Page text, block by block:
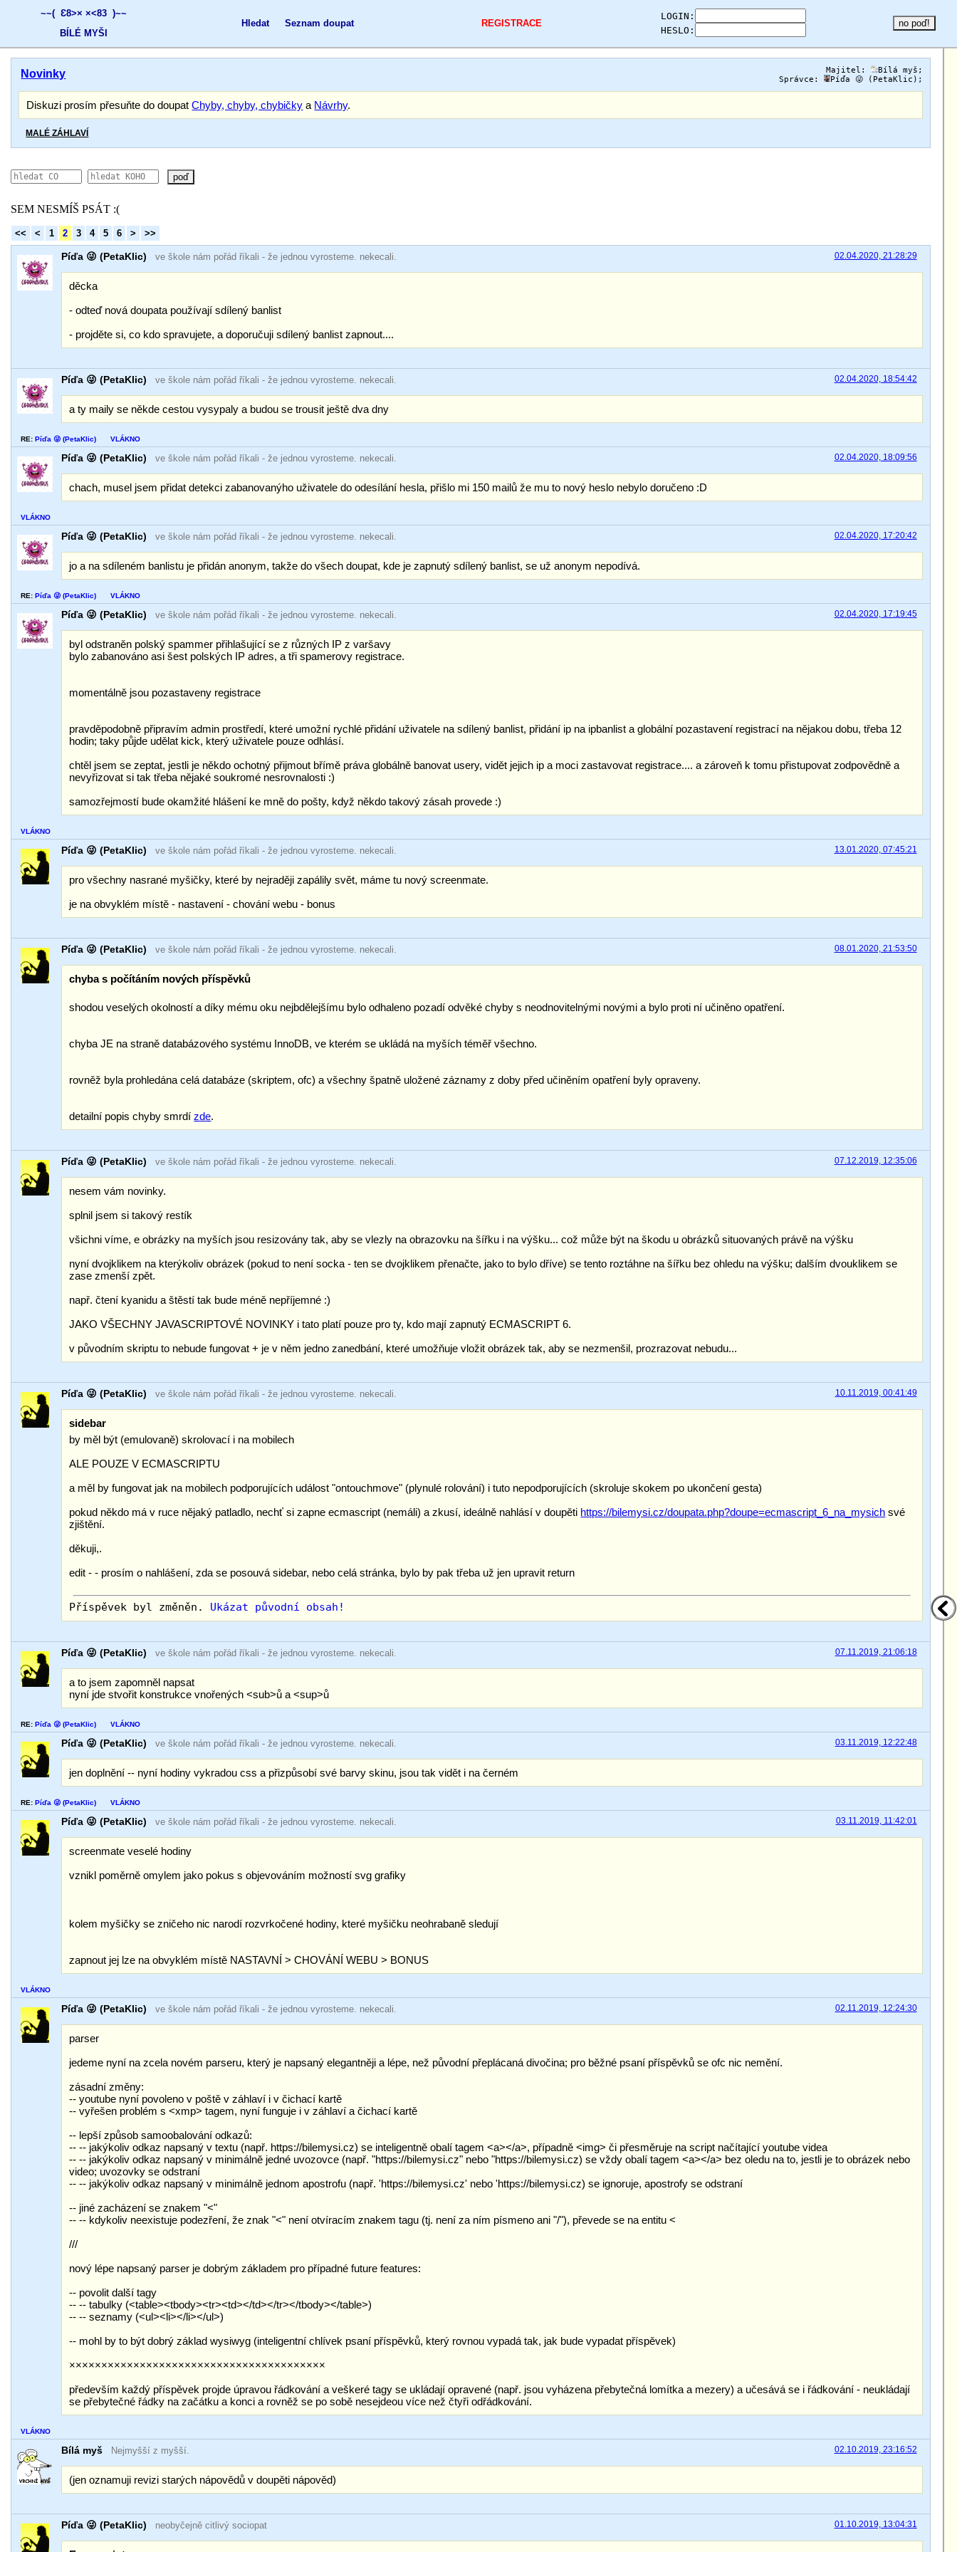
~~( Ɛ8>× ×<83 )~~
BÍLÉ MYŠI
Hledat Seznam doupat REGISTRACE
LOGIN:
HESLO:
Novinky Majitel: Bílá myš ;
Správce:
Píďa 😜 (PetaKlic) ;
Diskuzi prosím přesuňte do doupatChyby, chyby, chybičky a Návrhy.
MALÉ ZÁHLAVÍ
poď
SEM NESMÍŠ PSÁT :(
<< < 1 2 3 4 5 6 > >>
Píďa 😜 (PetaKlic) ve škole nám pořád říkali - že jednou vyrosteme. nekecali. 02.04.2020, 21:28:29
děcka
- odteď nová doupata používají sdílený banlist
- projděte si, co kdo spravujete, a doporučuji sdílený banlist zapnout....
Píďa 😜 (PetaKlic) ve škole nám pořád říkali - že jednou vyrosteme. nekecali. 02.04.2020, 18:54:42
a ty maily se někde cestou vysypaly a budou se trousit ještě dva dny
RE:Píďa 😜 (PetaKlic) VLÁKNO
Píďa 😜 (PetaKlic) ve škole nám pořád říkali - že jednou vyrosteme. nekecali. 02.04.2020, 18:09:56
chach, musel jsem přidat detekci zabanovanýho uživatele do odesílání hesla, přišlo mi 150 mailů že mu to nový heslo nebylo doručeno :D
VLÁKNO
Píďa 😜 (PetaKlic) ve škole nám pořád říkali - že jednou vyrosteme. nekecali. 02.04.2020, 17:20:42
jo a na sdíleném banlistu je přidán anonym, takže do všech doupat, kde je zapnutý sdílený banlist, se už anonym nepodívá.
RE:Píďa 😜 (PetaKlic) VLÁKNO
Píďa 😜 (PetaKlic) ve škole nám pořád říkali - že jednou vyrosteme. nekecali. 02.04.2020, 17:19:45
byl odstraněn polský spammer přihlašující se z různých IP z varšavy
bylo zabanováno asi šest polských IP adres, a tři spamerovy registrace.
momentálně jsou pozastaveny registrace
pravděpodobně připravím admin prostředí, které umožní rychlé přidání uživatele na sdílený banlist, přidání ip na ipbanlist a globální pozastavení registrací na nějakou dobu, třeba 12
hodin; taky půjde udělat kick, který uživatele pouze odhlásí.
chtěl jsem se zeptat, jestli je někdo ochotný přijmout břímě práva globálně banovat usery, vidět jejich ip a moci zastavovat registrace.... a zároveň k tomu přistupovat zodpovědně a
nevyřizovat si tak třeba nějaké soukromé nesrovnalosti :)
samozřejmostí bude okamžité hlášení ke mně do pošty, když někdo takový zásah provede :)
VLÁKNO
Píďa 😜 (PetaKlic) ve škole nám pořád říkali - že jednou vyrosteme. nekecali. 13.01.2020, 07:45:21
pro všechny nasrané myšičky, které by nejraději zapálily svět, máme tu nový screenmate.
je na obvyklém místě - nastavení - chování webu - bonus
Píďa 😜 (PetaKlic) ve škole nám pořád říkali - že jednou vyrosteme. nekecali. 08.01.2020, 21:53:50
chyba s počítáním nových příspěvků
shodou veselých okolností a díky mému oku nejbdělejšímu bylo odhaleno pozadí odvěké chyby s neodnovitelnými novými a bylo proti ní učiněno opatření.
chyba JE na straně databázového systému InnoDB, ve kterém se ukládá na myších téměř všechno.
rovněž byla prohledána celá databáze (skriptem, ofc) a všechny špatně uložené záznamy z doby před učiněním opatření byly opraveny.
detailní popis chyby smrdízde.
Píďa 😜 (PetaKlic) ve škole nám pořád říkali - že jednou vyrosteme. nekecali. 07.12.2019, 12:35:06
nesem vám novinky.
splnil jsem si takový restík
všichni víme, e obrázky na myších jsou resizovány tak, aby se vlezly na obrazovku na šířku i na výšku... což může být na škodu u obrázků situovaných právě na výšku
nyní dvojklikem na kterýkoliv obrázek (pokud to není socka - ten se dvojklikem přenačte, jako to bylo dříve) se tento roztáhne na šířku bez ohledu na výšku; dalším dvouklikem se
zase zmenší zpět.
např. čtení kyanidu a štěstí tak bude méně nepříjemné :)
JAKO VŠECHNY JAVASCRIPTOVÉ NOVINKY i tato platí pouze pro ty, kdo mají zapnutý ECMASCRIPT 6.
v původním skriptu to nebude fungovat + je v něm jedno zanedbání, které umožňuje vložit obrázek tak, aby se nezmenšil, prozrazovat nebudu...
Píďa 😜 (PetaKlic) ve škole nám pořád říkali - že jednou vyrosteme. nekecali. 10.11.2019, 00:41:49
sidebar
by měl být (emulovaně) skrolovací i na mobilech
ALE POUZE V ECMASCRIPTU
a měl by fungovat jak na mobilech podporujících událost "ontouchmove" (plynulé rolování) i tuto nepodporujících (skroluje skokem po ukončení gesta)
pokud někdo má v ruce nějaký patladlo, nechť si zapne ecmascript (nemáli) a zkusí, ideálně nahlásí v doupěti https://bilemysi.cz/doupata.php?doupe=ecmascript_6_na_mysich své
zjištění.
děkuji,.
edit - - prosím o nahlášení, zda se posouvá sidebar, nebo celá stránka, bylo by pak třeba už jen upravit return
Příspěvek byl změněn. Ukázat původní obsah!
Píďa 😜 (PetaKlic) ve škole nám pořád říkali - že jednou vyrosteme. nekecali. 07.11.2019, 21:06:18
a to jsem zapomněl napsat
nyní jde stvořit konstrukce vnořených <sub>ů a <sup>ů
RE:Píďa 😜 (PetaKlic) VLÁKNO
Píďa 😜 (PetaKlic) ve škole nám pořád říkali - že jednou vyrosteme. nekecali. 03.11.2019, 12:22:48
jen doplnění -- nyní hodiny vykradou css a přizpůsobí své barvy skinu, jsou tak vidět i na černém
RE:Píďa 😜 (PetaKlic) VLÁKNO
Píďa 😜 (PetaKlic) ve škole nám pořád říkali - že jednou vyrosteme. nekecali. 03.11.2019, 11:42:01
screenmate veselé hodiny
vznikl poměrně omylem jako pokus s objevováním možností svg grafiky
kolem myšičky se zničeho nic narodí rozvrkočené hodiny, které myšičku neohrabaně sledují
zapnout jej lze na obvyklém místě NASTAVNÍ > CHOVÁNÍ WEBU > BONUS
VLÁKNO
Píďa 😜 (PetaKlic) ve škole nám pořád říkali - že jednou vyrosteme. nekecali. 02.11.2019, 12:24:30
parser
jedeme nyní na zcela novém parseru, který je napsaný elegantněji a lépe, než původní přeplácaná divočina; pro běžné psaní příspěvků se ofc nic nemění.
zásadní změny:
-- youtube nyní povoleno v poště v záhlaví i v čichací kartě
-- vyřešen problém s <xmp> tagem, nyní funguje i v záhlaví a čichací kartě
-- lepší způsob samoobalování odkazů:
-- -- jakýkoliv odkaz napsaný v textu (např. https://bilemysi.cz) se inteligentně obalí tagem <a></a>, případně <img> či přesměruje na script načítající youtube videa
-- -- jakýkoliv odkaz napsaný v minimálně jedné uvozovce (např. "https://bilemysi.cz" nebo "https://bilemysi.cz) se vždy obalí tagem <a></a> bez oledu na to, jestli je to obrázek nebo
video; uvozovky se odstraní
-- -- jakýkoliv odkaz napsaný v minimálně jednom apostrofu (např. 'https://bilemysi.cz' nebo 'https://bilemysi.cz) se ignoruje, apostrofy se odstraní
-- jiné zacházení se znakem "<"
-- -- kdykoliv neexistuje podezření, že znak "<" není otvíracím znakem tagu (tj. není za ním písmeno ani "/"), převede se na entitu <
///
nový lépe napsaný parser je dobrým základem pro případné future features:
-- povolit další tagy
-- -- tabulky (<table><tbody><tr><td></td></tr></tbody></table>)
-- -- seznamy (<ul><li></li></ul>)
-- mohl by to být dobrý základ wysiwyg (inteligentní chlívek psaní příspěvků, který rovnou vypadá tak, jak bude vypadat příspěvek)
××××××××××××××××××××××××××××××××××××××××
především každý příspěvek projde úpravou řádkování a veškeré tagy se ukládají opravené (např. jsou vyházena přebytečná lomítka a mezery) a učesává se i řádkování - neukládají
se přebytečné řádky na začátku a konci a rovněž se po sobě nesejdeou více než čtyři odřádkování.
VLÁKNO
Bílá myš Nejmyšší z myšší. 02.10.2019, 23:16:52
(jen oznamuji revizi starých nápovědů v doupěti nápověd)
Píďa 😜 (PetaKlic) neobyčejně citlivý sociopat 01.10.2019, 13:04:31